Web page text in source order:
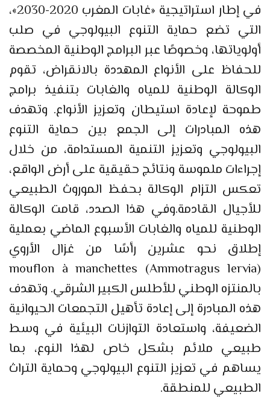
في إطار استراتيجية «غابات المغرب 2020-2030»،
التي تضع حماية التنوع البيولوجي في صلب
أولوياتها، وخصوصًا عبر البرامج الوطنية المخصصة
للحفاظ على الأنواع المهددة بالانقراض، تقوم
الوكالة الوطنية للمياه والغابات بتنفيذ برامج
طموحة لإعادة استيطان وتعزيز الأنواع. وتهدف
هذه المبادرات إلى الجمع بين حماية التنوع
البيولوجي وتعزيز التنمية المستدامة، من خلال
إجراءات ملموسة ونتائج حقيقية على أرض الواقع،
تعكس التزام الوكالة بحفظ الموروث الطبيعي
للأجيال القادمة.وفي هذا الصدد، قامت الوكالة
الوطنية للمياه والغابات الأسبوع الماضي بعملية
إطلاق نحو عشرين رأسًا من غزال الأروي
(Ammotragus lervia) mouflon à manchettes
بالمنتزه الوطني للأطلس الكبير الشرقي. وتهدف
هذه المبادرة إلى إعادة تأهيل التجمعات الحيوانية
الضعيفة، واستعادة التوازنات البيئية في وسط
طبيعي ملائم بشكل خاص لهذا النوع، بما
يساهم في تعزيز التنوع البيولوجي وحماية التراث
الطبيعي للمنطقة.